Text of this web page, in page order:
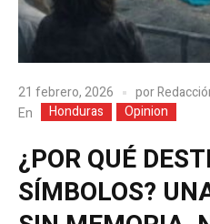
21 febrero, 2026 por
En
Honduras Opinion
¿POR QUÉ
SÍMBOLOS?